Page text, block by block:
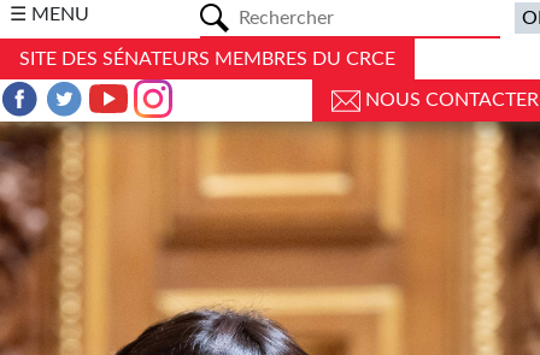
☰ MENU
SITE DES SÉNATEURS MEMBRES DU CRCE
NOUS CONTACTER